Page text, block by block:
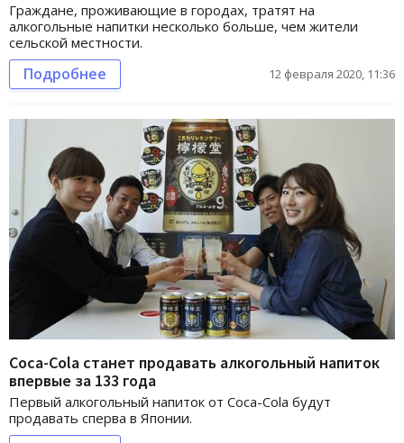
Граждане, проживающие в городах, тратят на
алкогольные напитки несколько больше, чем жители
сельской местности.
Подробнее 12 февраля 2020, 11:36
Сoca-Cola станет продавать алкогольный напиток
впервые за 133 года
Первый алкогольный напиток от Сoca-Cola будут
продавать сперва в Японии.